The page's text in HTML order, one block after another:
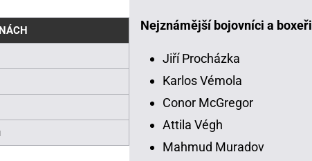
Nejznámější bojovníci a boxeři
Jiří Procházka
Karlos Vémola
Conor McGregor
Attila Végh
Mahmud Muradov